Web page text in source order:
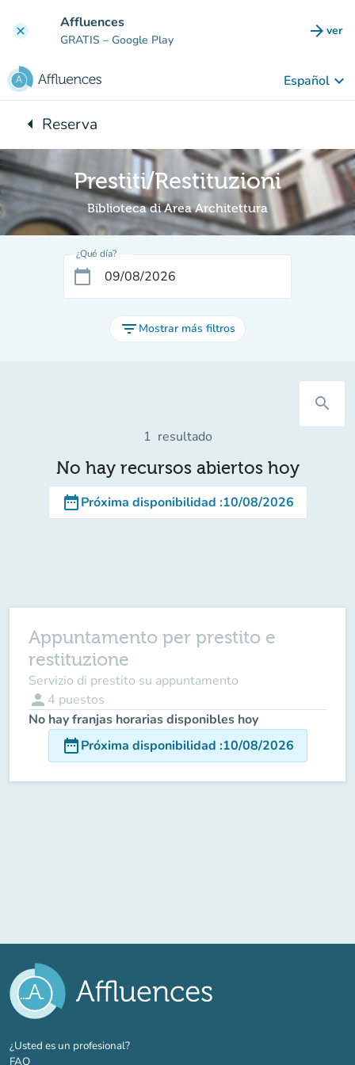
clear Affluences
GRATIS – Google Play arrow_forward ver
Español keyboard_arrow_down
arrow_leftVuelta:
Reserva
Prestiti/Restituzioni
Biblioteca di Area Architettura
¿Qué día?
calendar_today
filter_list Mostrar más filtros
search
1 resultado
No hay recursos abiertos hoy
date_rangePróxima disponibilidad :10/08/2026
Appuntamento per prestito e
restituzione
Servizio di prestito su appuntamento
person 4 puestos
No hay franjas horarias disponibles hoy
date_rangePróxima disponibilidad :10/08/2026
¿Usted es un profesional?(nueva pestaña)
FAQ